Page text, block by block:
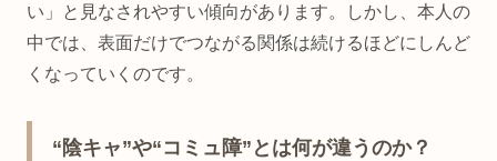
い」と見なされやすい傾向があります。しかし、本人の
中では、表面だけでつながる関係は続けるほどにしんど
くなっていくのです。
“陰キャ”や“コミュ障”とは何が違うのか？